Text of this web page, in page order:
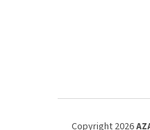
Copyright 2026